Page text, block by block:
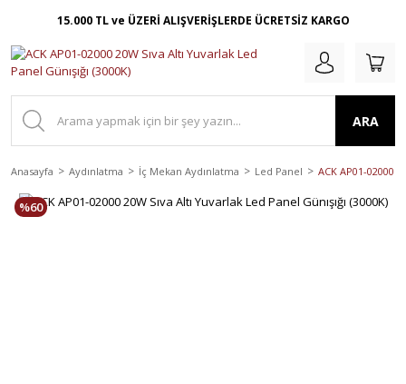
15.000 TL ve ÜZERİ ALIŞVERİŞLERDE ÜCRETSİZ KARGO
ARA
Anasayfa Aydınlatma İç Mekan Aydınlatma Led Panel ACK AP01-02000
%60